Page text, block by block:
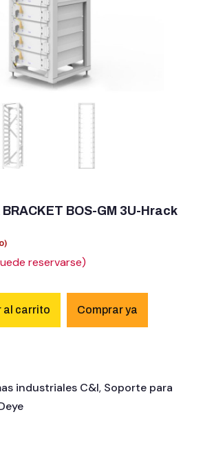
BRACKET BOS-GM 3U-Hrack
reservarse)
al carrito
industriales C&I, Soporte para